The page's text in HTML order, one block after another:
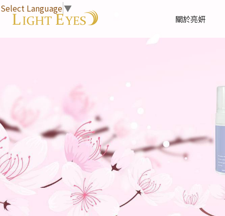
Select Language▼
關於亮妍